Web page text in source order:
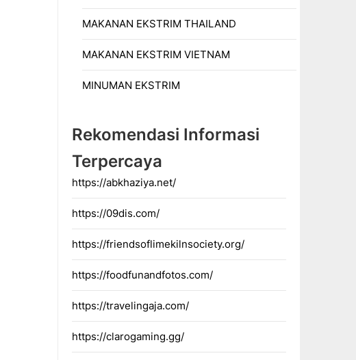
MAKANAN EKSTRIM THAILAND
MAKANAN EKSTRIM VIETNAM
MINUMAN EKSTRIM
Rekomendasi Informasi
Terpercaya
https://abkhaziya.net/
https://09dis.com/
https://friendsoflimekilnsociety.org/
https://foodfunandfotos.com/
https://travelingaja.com/
https://clarogaming.gg/